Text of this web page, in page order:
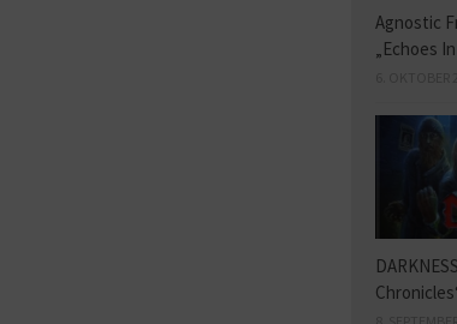
Agnostic
„Echoes